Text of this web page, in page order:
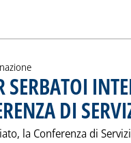
DI
la Conferenza di Servizi